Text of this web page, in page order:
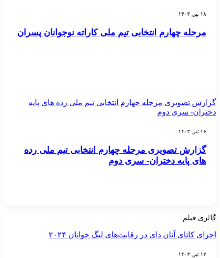
۱۸ تیر, ۱۴۰۳
مرحله چهارم انتخابی تیم ملی کاراته نوجوانان پسران
گزارش تصویری مرحله چهارم انتخابی تیم ملی رده های پایه
دختران- سری دوم
۱۶ تیر, ۱۴۰۳
گزارش تصویری مرحله چهارم انتخابی تیم ملی رده
های پایه دختران- سری دوم
گالری فیلم
اجرای کاتای آنان دای در رقابت‌های لیگ جوانان ۲۰۲۴
۱۲ تیر, ۱۴۰۳